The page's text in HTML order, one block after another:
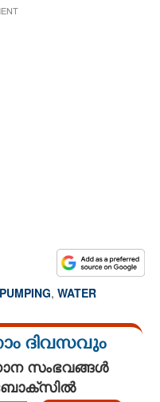
, WATER
ദിവസവും
സംഭവങ്ങൾ